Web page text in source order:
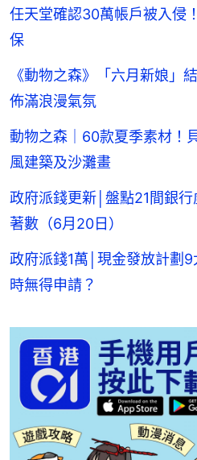
任天堂確認30萬帳戶被入侵
保
《動物之森》「六月新娘
佈滿浪漫氣氛
動物之森｜60款夏季素材！
風建築及沙灘畫
政府派錢更新│盤點21間銀
著數（6月20日）
政府派錢1萬│現金發放計
時無得申請？